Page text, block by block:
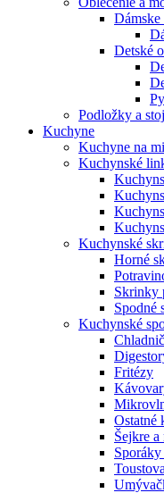
Dámske
Detské
Podložky a
Kuchyne
Kuchyne na
Kuchynské
Kuchynské
Horné
Skrinky
Spodné
Kuchynské
Fritézy
Ostatné
Šejkre